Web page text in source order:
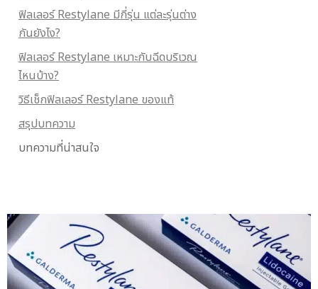
ฟิลเลอร์ Restylane มีกี่รุ่น แต่ละรุ่นต่าง
กันยังไง?
ฟิลเลอร์ Restylane เหมาะกับฉีดบริเวณ
ไหนบ้าง?
วิธีเช็กฟิลเลอร์ Restylane ของแท้
สรุปบทความ
บทความที่น่าสนใจ